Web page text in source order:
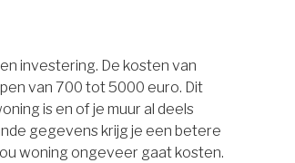
investering. De kosten van
van 700 tot 5000 euro. Dit
is en of je muur al deels
gegevens krijg je een betere
woning ongeveer gaat kosten.